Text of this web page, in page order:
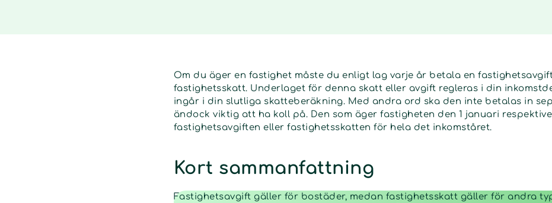
Om du äger en fastighet måste du enligt lag varje år betala en
fastighetsskatt. Underlaget för denna skatt eller avgift regleras i din
ingår i din slutliga skatteberäkning. Med andra ord ska den inte betalas in
ändock viktig att ha koll på. Den som äger fastigheten den 1 januari
fastighetsavgiften eller fastighetsskatten för hela det inkomståret.
Kort sammanfattning
Fastighetsavgift gäller för bostäder, medan fastighetsskatt gäller för andra